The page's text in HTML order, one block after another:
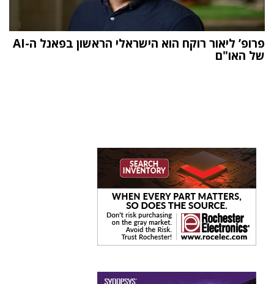
פרופ’ ליאור רוקח הוא הישראלי הראשון בפאנל ה-AI
של האו"ם